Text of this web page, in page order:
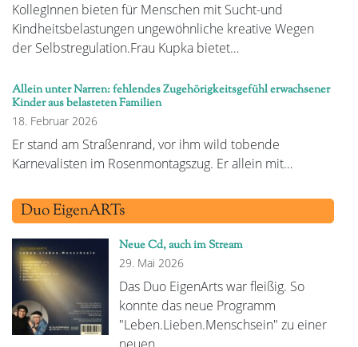
KollegInnen bieten für Menschen mit Sucht-und
Kindheitsbelastungen ungewöhnliche kreative Wegen
der Selbstregulation.Frau Kupka bietet…
Allein unter Narren: fehlendes Zugehörigkeitsgefühl erwachsener
Kinder aus belasteten Familien
18. Februar 2026
Er stand am Straßenrand, vor ihm wild tobende
Karnevalisten im Rosenmontagszug. Er allein mit…
Duo EigenARTs
Neue Cd, auch im Stream
29. Mai 2026
Das Duo EigenArts war fleißig. So
konnte das neue Programm
"Leben.Lieben.Menschsein" zu einer